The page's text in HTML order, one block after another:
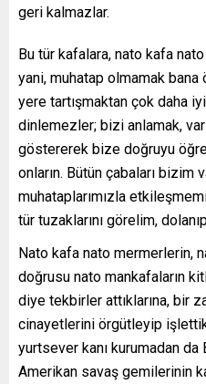
geri kalmazlar.
Bu tür kafalara, nato kafa
yani, muhatap olmamak
yere tartışmaktan çok daha
dinlemezler; bizi anlamak,
göstererek bize doğruyu
onların. Bütün çabaları
muhataplarımızla
tür tuzaklarını görelim,
Nato kafa nato mermerlerin,
doğrusu nato mankafaların
diye tekbirler attıklarına, bir
cinayetlerini örgütleyip
yurtsever kanı kurumadan
Amerikan savaş gemilerinin